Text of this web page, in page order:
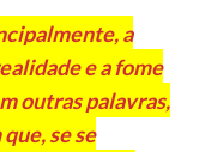
a
e a fome
outras palavras,
se se